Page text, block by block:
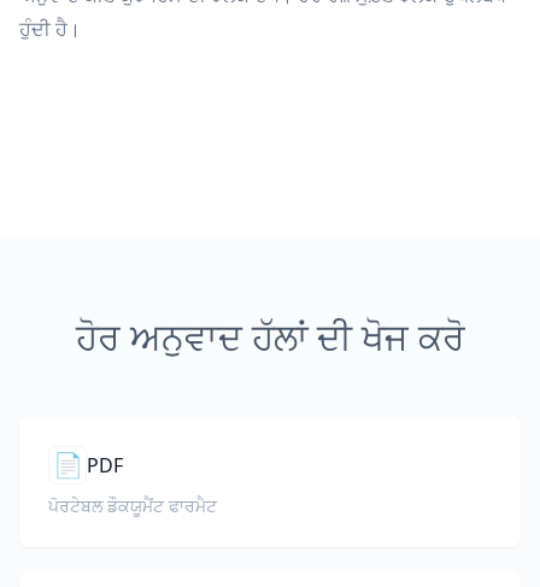
ਹੁੰਦੀ ਹੈ।
ਹੋਰ ਅਨੁਵਾਦ ਹੱਲਾਂ ਦੀ ਖੋਜ ਕਰੋ
📄 PDF
ਪੋਰਟੇਬਲ ਡੌਕਯੂਮੈਂਟ ਫਾਰਮੈਟ